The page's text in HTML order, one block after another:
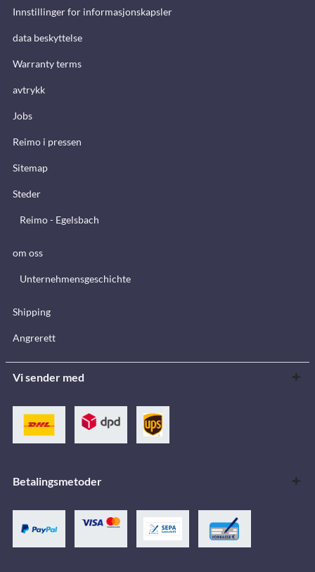
Innstillinger for informasjonskapsler
data beskyttelse
Warranty terms
avtrykk
Jobs
Reimo i pressen
Sitemap
Steder
Reimo - Egelsbach
om oss
Unternehmensgeschichte
Shipping
Angrerett
Vi sender med
Betalingsmetoder